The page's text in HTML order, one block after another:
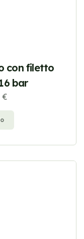
con filetto
bar
€